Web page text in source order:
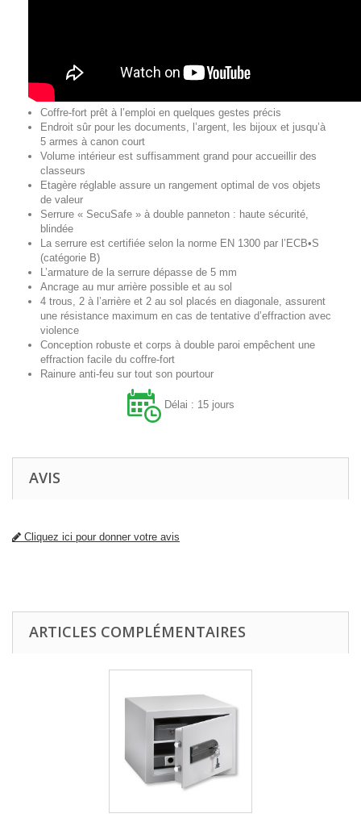
Coffre-fort prêt à l’emploi en quelques gestes précis
Endroit sûr pour les documents, l’argent, les bijoux et jusqu’à
5 armes à canon court
Volume intérieur est suffisamment grand pour accueillir des
classeurs
Etagère réglable assure un rangement optimal de vos objets
de valeur
Serrure « SecuSafe » à double panneton : haute sécurité,
blindée
La serrure est certifiée selon la norme EN 1300 par l’ECB•S
(catégorie B)
L’armature de la serrure dépasse de 5 mm
Ancrage au mur arrière possible et au sol
4 trous, 2 à l’arrière et 2 au sol placés en diagonale, assurent
une résistance maximum en cas de tentative d’effraction avec
violence
Conception robuste et corps à double paroi empêchent une
effraction facile du coffre-fort
Rainure anti-feu sur tout son pourtour
Délai : 15jours
AVIS
Cliquez ici pour donner votre avis
ARTICLES COMPLÉMENTAIRES